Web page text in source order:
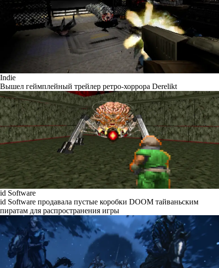
Indie
Вышел геймплейный трейлер ретро-хоррора Derelikt
id Software
id Software продавала пустые коробки DOOM тайваньским
пиратам для распространения игры